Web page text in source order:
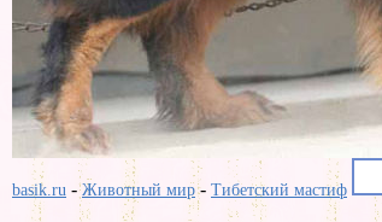
basik.ru -Животный мир- Тибетский мастиф